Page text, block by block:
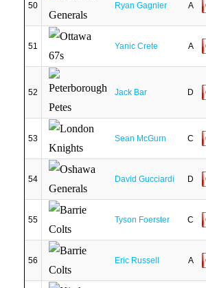
50 Ryan Gagnier A
51 Yanic Crete A
52 Jack Bar D
53 Sean McGurn C
54 David Gucciardi D
55 Tyson Foerster C
56 Eric Russell A